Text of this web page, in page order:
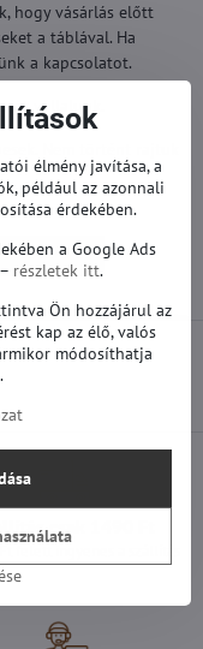
hogy vásárlás előtt
a táblával. Ha
a kapcsolatot.
vállalunk.
| LG TV
csak 1490 Ft
élmény javítása, a
például az azonnali
érdekében.
a Google Ads
részletek itt.
Ön hozzájárul az
kap az élő, valós
módosíthatja